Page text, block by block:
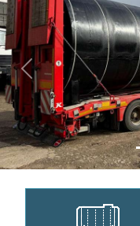
Предыдущий